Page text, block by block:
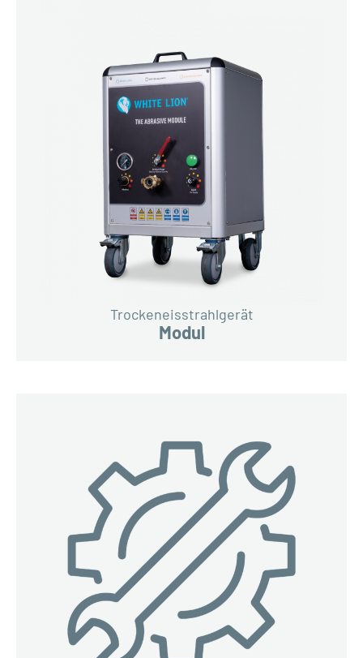
Trockeneisstrahlgerät
Modul